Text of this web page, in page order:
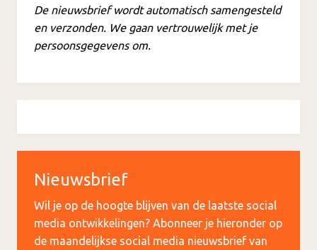
De nieuwsbrief wordt automatisch samengesteld
en verzonden. We gaan vertrouwelijk met je
persoonsgegevens om.
Nieuwsbrief
Wil je op de hoogte blijven van de laatste social
media ontwikkelingen? Abonneer je hieronder op
de maandelijkse social media nieuwsbrief van